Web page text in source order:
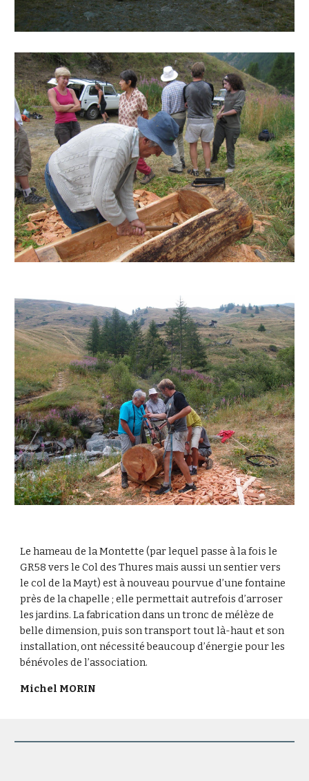
Le hameau de la Montette (par lequel passe à la fois le
GR58 vers le Col des Thures mais aussi un sentier vers
le col de la Mayt) est à nouveau pourvue d’une fontaine
près de la chapelle ; elle permettait autrefois d’arroser
les jardins. La fabrication dans un tronc de mélèze de
belle dimension, puis son transport tout là-haut et son
installation, ont nécessité beaucoup d’énergie pour les
bénévoles de l’association.
Michel MORIN